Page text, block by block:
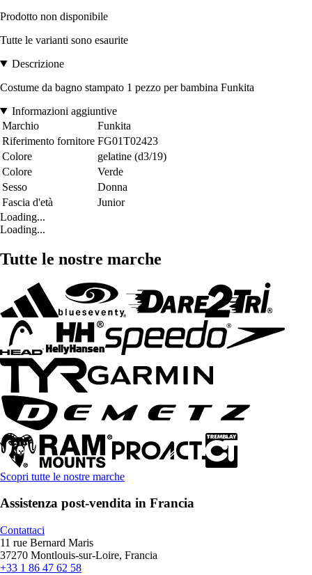
Prodotto non disponibile
Tutte le varianti sono esaurite
Descrizione
Costume da bagno stampato 1 pezzo per bambina Funkita
Informazioni aggiuntive
Marchio
Funkita
Riferimento fornitore FG01T02423
Colore
gelatine (d3/19)
Colore
Verde
Sesso
Donna
Fascia d'età
Junior
Loading...
Loading...
Tutte le nostre marche
Scopri tutte le nostre marche
Assistenza post-vendita in Francia
Contattaci
11 rue Bernard Maris
37270 Montlouis-sur-Loire, Francia
+33 1 86 47 62 58